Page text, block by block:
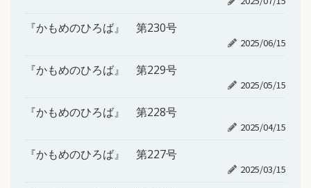
『かもめのひろば』 第230号
2025/06/15
『かもめのひろば』 第229号
2025/05/15
『かもめのひろば』 第228号
2025/04/15
『かもめのひろば』 第227号
2025/03/15